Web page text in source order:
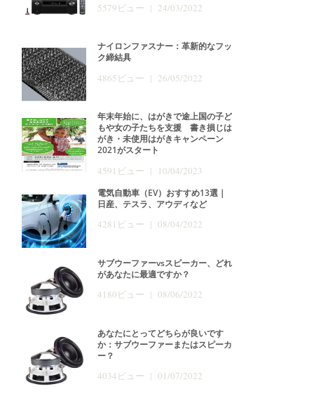
5579ビュー | 24/03/2022
ナイロンファスナー：革新的なフッ
ク締結具
4865ビュー | 26/05/2022
年末年始に、はがきで途上国の子ど
もや女の子たちを支援 書き損じは
がき・未使用はがきキャンペーン
2021がスタート
4591ビュー | 10/04/2023
電気自動車（EV）おすすめ13選｜
日産、テスラ、アウディなど
4281ビュー | 08/04/2022
サブウーファーvsスピーカー、どれ
があなたに最適ですか？
4180ビュー | 08/06/2022
あなたにとってどちらが良いです
か：サブウーファーまたはスピーカ
ー？
4034ビュー | 01/07/2022